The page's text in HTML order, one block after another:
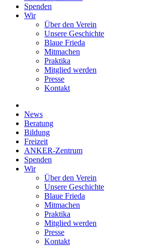
Spenden
Wir
Über den Verein
Unsere Geschichte
Blaue Frieda
Mitmachen
Praktika
Mitglied werden
Presse
Kontakt
News
Beratung
Bildung
Freizeit
ANKER-Zentrum
Spenden
Wir
Über den Verein
Unsere Geschichte
Blaue Frieda
Mitmachen
Praktika
Mitglied werden
Presse
Kontakt